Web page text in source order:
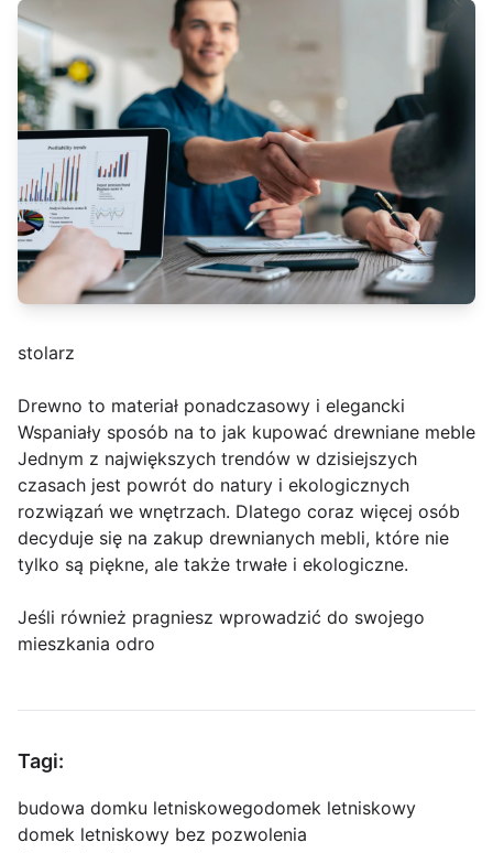
stolarz
Drewno to materiał ponadczasowy i elegancki
Wspaniały sposób na to jak kupować drewniane meble
Jednym z największych trendów w dzisiejszych
czasach jest powrót do natury i ekologicznych
rozwiązań we wnętrzach. Dlatego coraz więcej osób
decyduje się na zakup drewnianych mebli, które nie
tylko są piękne, ale także trwałe i ekologiczne.
Jeśli również pragniesz wprowadzić do swojego
mieszkania odro
Tagi:
budowa domku letniskowegodomek letniskowy
domek letniskowy bez pozwolenia